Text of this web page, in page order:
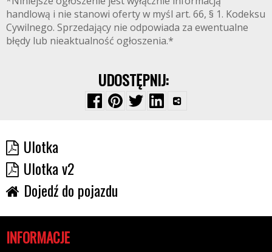
handlową i nie stanowi oferty w myśl art. 66, § 1. Kodeksu
Cywilnego. Sprzedający nie odpowiada za ewentualne
błędy lub nieaktualność ogłoszenia.*
UDOSTĘPNIJ:
Ulotka
Ulotka v2
Dojedź do pojazdu
INFORMACJE